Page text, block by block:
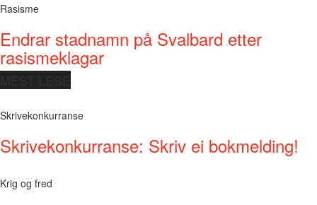
Rasisme
Endrar stadnamn på Svalbard etter
rasismeklagar
Skrivekonkurranse
Skrivekonkurranse: Skriv ei bokmelding!
Krig og fred